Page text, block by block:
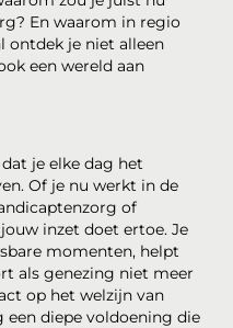
En waarom in regio
ontdek je niet alleen
een wereld aan
je elke dag het
Of je nu werkt in de
of
inzet doet ertoe. Je
momenten, helpt
als genezing niet meer
op het welzijn van
een diepe voldoening die